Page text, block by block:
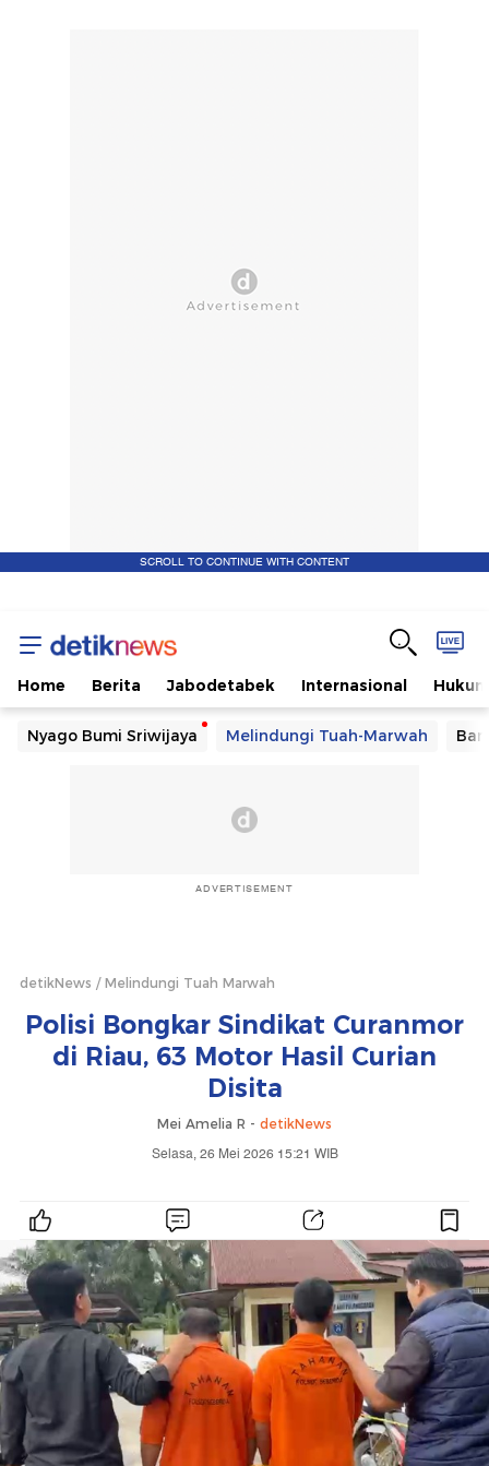
SCROLL TO CONTINUE WITH CONTENT
Home Berita Jabodetabek Internasional Hukum
Nyago Bumi Sriwijaya Melindungi Tuah-Marwah
ADVERTISEMENT
detikNews Melindungi Tuah Marwah
Polisi Bongkar Sindikat Curanmor
di Riau, 63 Motor Hasil Curian
Disita
Mei Amelia R - detikNews
Selasa, 26 Mei 2026 15:21 WIB